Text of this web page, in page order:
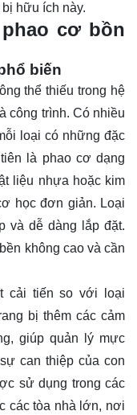
hữu ích này.
cơ bồn
biến
thể thiếu trong hệ
công trình. Có nhiều
loại có những đặc
là phao cơ dạng
liệu nhựa hoặc kim
học đơn giản. Loại
và dễ dàng lắp đặt.
không cao và cần
cải tiến so với loại
bị thêm các cảm
giúp quản lý mực
can thiệp của con
sử dụng trong các
các tòa nhà lớn, nơi